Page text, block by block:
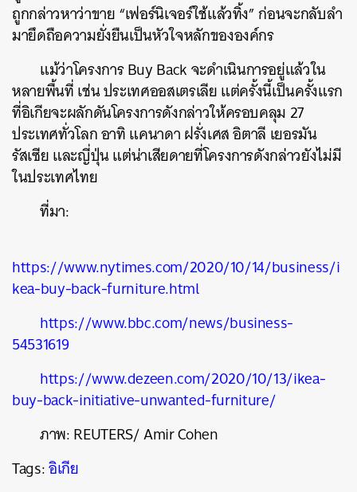
ถูกกล่าวหาว่าขาย “เฟอร์นิเจอร์ใช้แล้วทิ้ง” ก่อนจะกลับลำ
มายึดถือความยั่งยืนเป็นหัวใจหลักขององค์กร
แม้ว่าโครงการ Buy Back จะดำเนินการอยู่แล้วใน
หลายพื้นที่ เช่น ประเทศออสเตรเลีย แต่ครั้งนี้เป็นครั้งแรก
ที่อิเกียจะผลักดันโครงการดังกล่าวให้ครอบคลุม 27
ประเทศทั่วโลก อาทิ แคนาดา ฝรั่งเศส อิตาลี เยอรมัน
รัสเซีย และญี่ปุ่น แต่น่าเสียดายที่โครงการดังกล่าวยังไม่มี
ในประเทศไทย
ที่มา:
https://www.nytimes.com/2020/10/14/business/i
kea-buy-back-furniture.html
https://www.bbc.com/news/business-
54531619
https://www.dezeen.com/2020/10/13/ikea-
buy-back-initiative-unwanted-furniture/
ภาพ: REUTERS/ Amir Cohen
Tags:อิเกีย
ค้นหา